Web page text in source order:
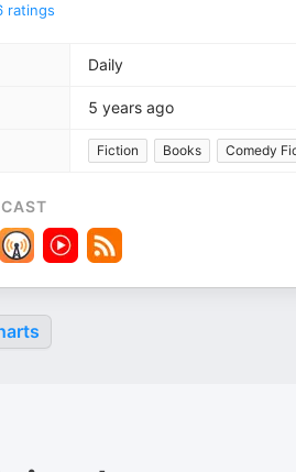
ratings
Daily
5 years ago
Fiction Books Comedy